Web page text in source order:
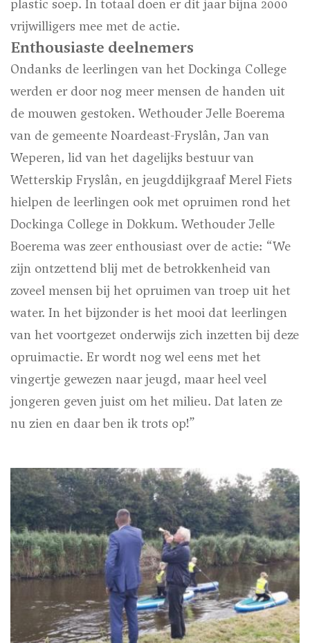
plastic soep. In totaal doen er dit jaar bijna 2000
vrijwilligers mee met de actie.
Enthousiaste deelnemers
Ondanks de leerlingen van het Dockinga College
werden er door nog meer mensen de handen uit
de mouwen gestoken. Wethouder Jelle Boerema
van de gemeente Noardeast-Fryslân, Jan van
Weperen, lid van het dagelijks bestuur van
Wetterskip Fryslân, en jeugddijkgraaf Merel Fiets
hielpen de leerlingen ook met opruimen rond het
Dockinga College in Dokkum. Wethouder Jelle
Boerema was zeer enthousiast over de actie: “We
zijn ontzettend blij met de betrokkenheid van
zoveel mensen bij het opruimen van troep uit het
water. In het bijzonder is het mooi dat leerlingen
van het voortgezet onderwijs zich inzetten bij deze
opruimactie. Er wordt nog wel eens met het
vingertje gewezen naar jeugd, maar heel veel
jongeren geven juist om het milieu. Dat laten ze
nu zien en daar ben ik trots op!”